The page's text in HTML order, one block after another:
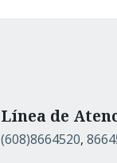
Línea de
(608)8664520,